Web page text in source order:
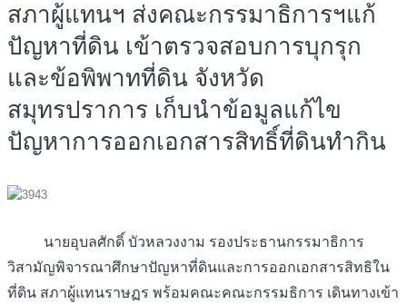
สภาผู้แทนฯ ส่งคณะกรรมาธิการฯแก้
ปัญหาที่ดิน เข้าตรวจสอบการบุกรุก
และข้อพิพาทที่ดิน จังหวัด
สมุทรปราการ เก็บนำข้อมูลแก้ไข
ปัญหาการออกเอกสารสิทธิ์ที่ดินทำกิน
นายอุบลศักดิ์ บัวหลวงงาม รองประธานกรรมาธิการ
วิสามัญพิจารณาศึกษาปัญหาที่ดินและการออกเอกสารสิทธิใน
ที่ดิน สภาผู้แทนราษฏร พร้อมคณะคณะกรรมธิการ เดินทางเข้า